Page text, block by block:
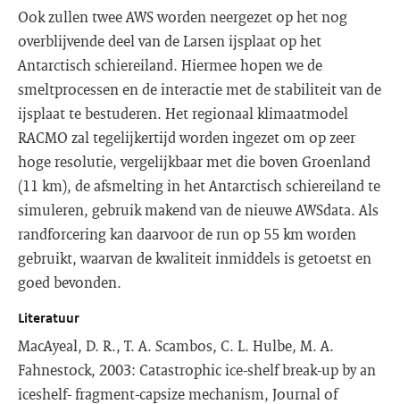
Ook zullen twee AWS worden neergezet op het nog
overblijvende deel van de Larsen ijsplaat op het
Antarctisch schiereiland. Hiermee hopen we de
smeltprocessen en de interactie met de stabiliteit van de
ijsplaat te bestuderen. Het regionaal klimaatmodel
RACMO zal tegelijkertijd worden ingezet om op zeer
hoge resolutie, vergelijkbaar met die boven Groenland
(11 km), de afsmelting in het Antarctisch schiereiland te
simuleren, gebruik makend van de nieuwe AWSdata. Als
randforcering kan daarvoor de run op 55 km worden
gebruikt, waarvan de kwaliteit inmiddels is getoetst en
goed bevonden.
Literatuur
MacAyeal, D. R., T. A. Scambos, C. L. Hulbe, M. A.
Fahnestock, 2003: Catastrophic ice-shelf break-up by an
iceshelf- fragment-capsize mechanism, Journal of